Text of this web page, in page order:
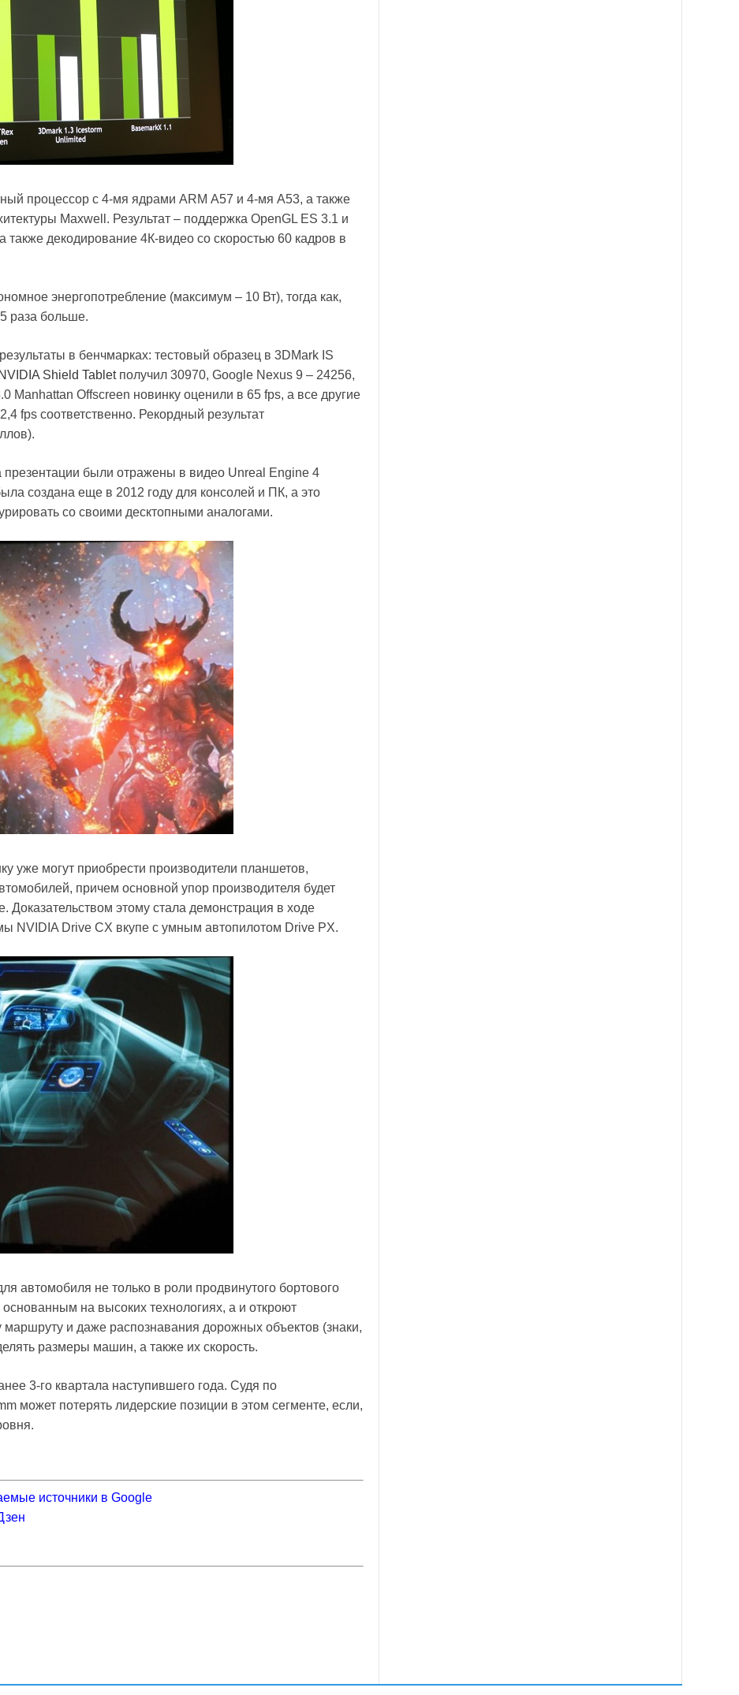
процессор с 4-мя ядрами ARM А57 и 4-мя А53, а также
Maxwell. Результат – поддержка OpenGL ES 3.1 и
декодирование 4К-видео со скоростью 60 кадров в
энергопотребление (максимум – 10 Вт), тогда как,
раза больше.
в бенчмарках: тестовый образец в 3DMark IS
NVIDIA Shield Tabletполучил 30970, Google Nexus 9 – 24256,
Manhattan Offscreen новинку оценили в 65 fps, а все другие
fps соответственно. Рекордный результат
презентации были отражены в видео Unreal Engine 4
создана еще в 2012 году для консолей и ПК, а это
со своими десктопными аналогами.
уже могут приобрести производители планшетов,
причем основной упор производителя будет
этому стала демонстрация в ходе
NVIDIA Drive CX вкупе с умным автопилотом Drive PX.
автомобиля не только в роли продвинутого бортового
на высоких технологиях, а и откроют
и даже распознавания дорожных объектов (знаки,
размеры машин, а также их скорость.
3-го квартала наступившего года. Судя по
может потерять лидерские позиции в этом сегменте, если,
источники в Google